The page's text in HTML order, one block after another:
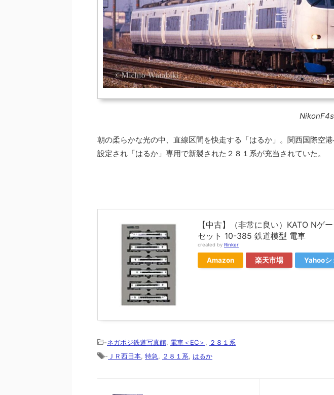
朝の柔らかな光の中、直線区間を快走する「はるか」。関西国際空
設定され「はるか」専用で新製された２８１系が充当されていた。
【中古】（非常に良い）KATO Nゲ
セット 10-385 鉄道模型 電車
created by Rinker
Amazon 楽天市場 Yahooシ
-ネガポジ鉄道写真館, 電車＜EC＞ , ２８１系
- ＪＲ西日本, 特急, ２８１系, はるか